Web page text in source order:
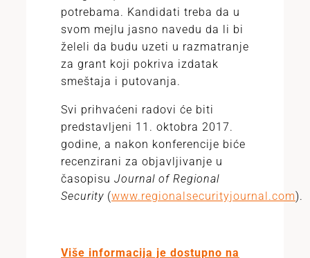
potrebama. Kandidati treba da u
svom mejlu jasno navedu da li bi
želeli da budu uzeti u razmatranje
za grant koji pokriva izdatak
smeštaja i putovanja.
Svi prihvaćeni radovi će biti
predstavljeni 11. oktobra 2017.
godine, a nakon konferencije biće
recenzirani za objavljivanje u
časopisu Journal of Regional
Security (www.regionalsecurityjournal.com).
Više informacija je dostupno na